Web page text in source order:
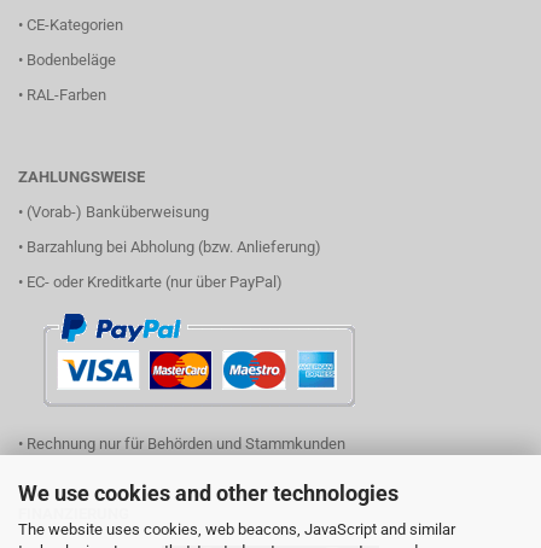
We use cookies and other technologies
The website uses cookies, web beacons, JavaScript and similar
• CE-Kategorien
• Bodenbeläge
• RAL-Farben
ZAHLUNGSWEISE
• (Vorab-) Banküberweisung
• Barzahlung bei Abholung (bzw. Anlieferung)
• EC- oder Kreditkarte (nur über PayPal)
• Rechnung nur für Behörden und Stammkunden